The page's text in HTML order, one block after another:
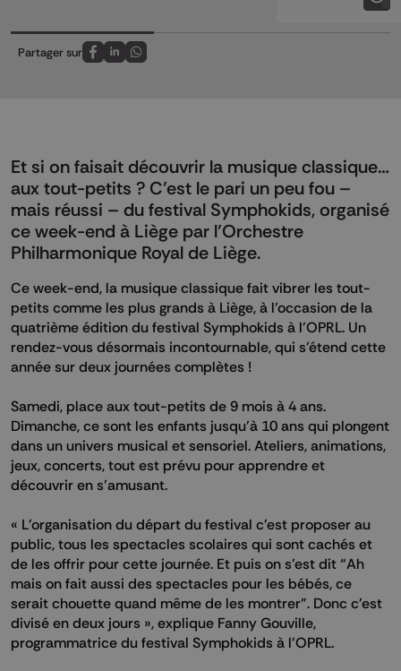
Partager sur
Partagez sur FaceBook
Partagez sur LinkedIn
Partagez sur Whatsapp
Et si on faisait découvrir la musique classique…
aux tout-petits ? C’est le pari un peu fou –
mais réussi – du festival Symphokids, organisé
ce week-end à Liège par l’Orchestre
Philharmonique Royal de Liège.
Ce week-end, la musique classique fait vibrer les tout-
petits comme les plus grands à Liège, à l’occasion de la
quatrième édition du festival Symphokids à l’OPRL. Un
rendez-vous désormais incontournable, qui s’étend cette
année sur deux journées complètes !
Samedi, place aux tout-petits de 9 mois à 4 ans.
Dimanche, ce sont les enfants jusqu’à 10 ans qui plongent
dans un univers musical et sensoriel. Ateliers, animations,
jeux, concerts, tout est prévu pour apprendre et
découvrir en s’amusant.
« L'organisation du départ du festival c'est proposer au
public, tous les spectacles scolaires qui sont cachés et
de les offrir pour cette journée. Et puis on s'est dit “Ah
mais on fait aussi des spectacles pour les bébés, ce
serait chouette quand même de les montrer”. Donc c'est
divisé en deux jours », explique Fanny Gouville,
programmatrice du festival Symphokids à l'OPRL.